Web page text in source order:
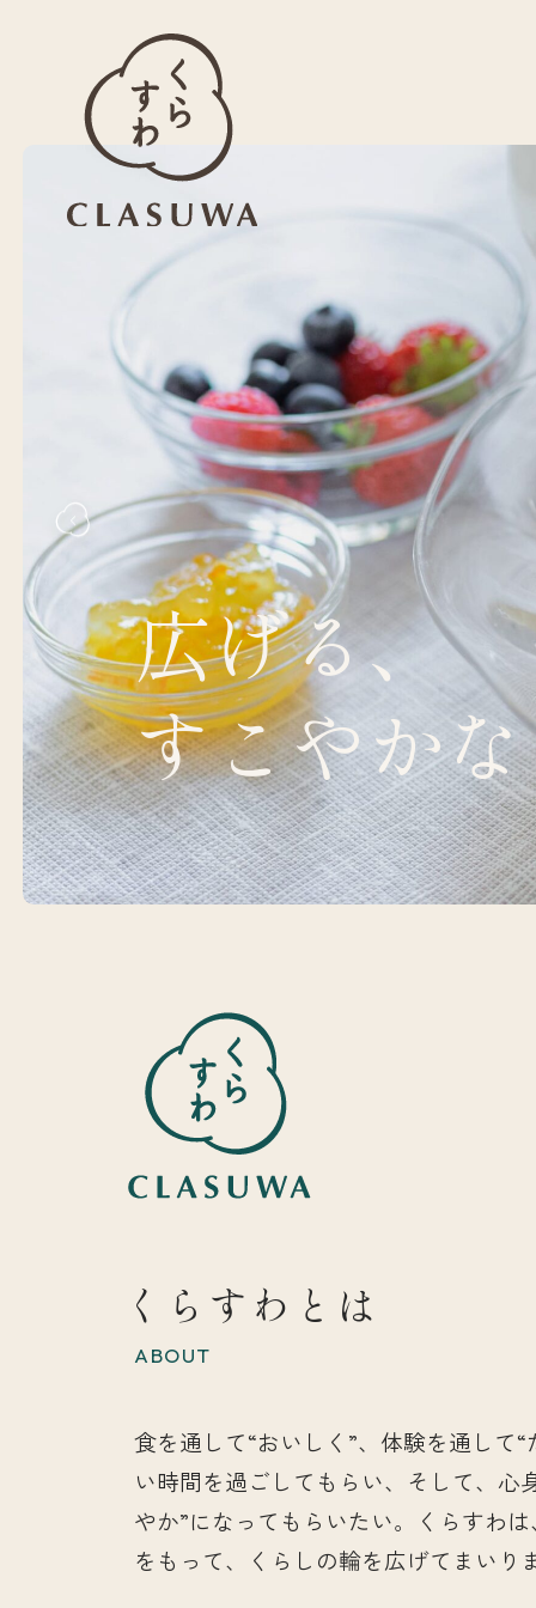
広げる、
すこやか
くらすわとは
ABOUT
食を通して“おいしく”、体験を通して“
い時間を過ごしてもらい、そして、心
やか”になってもらいたい。くらすわ
をもって、くらしの輪を広げてまいりま